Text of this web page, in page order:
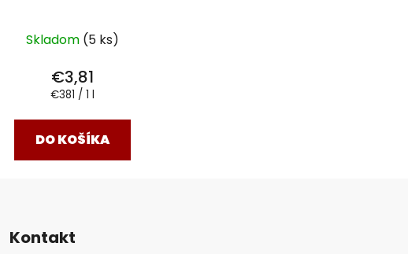
Skladom (5 ks)
€3,81
Jednotková
€381 / 1 l
DO KOŠÍKA
Kontakt